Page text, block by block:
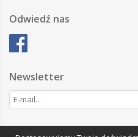
Odwiedź nas
Newsletter